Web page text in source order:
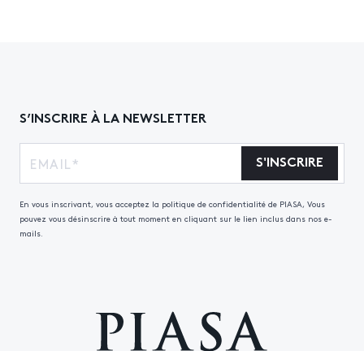
S’INSCRIRE À LA NEWSLETTER
S'INSCRIRE
En vous inscrivant, vous acceptez la politique de confidentialité de PIASA, Vous
pouvez vous désinscrire à tout moment en cliquant sur le lien inclus dans nos e-
mails.